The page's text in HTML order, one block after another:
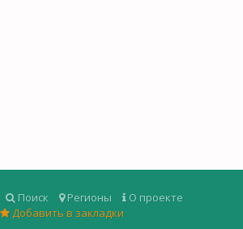
Поиск Регионы
О проекте
Добавить в закладки